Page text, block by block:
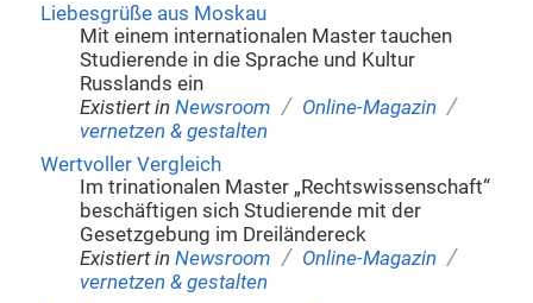
Liebesgrüße aus Moskau
Mit einem internationalen Master tauchen
Studierende in die Sprache und Kultur
Russlands ein
Existiert in Newsroom / Online-Magazin /
vernetzen & gestalten
Wertvoller Vergleich
Im trinationalen Master „Rechtswissenschaft“
beschäftigen sich Studierende mit der
Gesetzgebung im Dreiländereck
Existiert in Newsroom / Online-Magazin /
vernetzen & gestalten